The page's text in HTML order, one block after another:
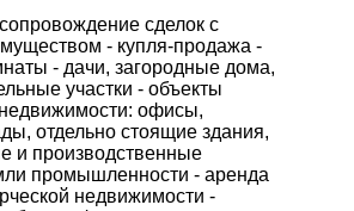
сделок с
- купля-продажа -
- дачи, загородные дома,
участки - объекты
офисы,
отдельно стоящие здания,
и производственные
промышленности - аренда
недвижимости -